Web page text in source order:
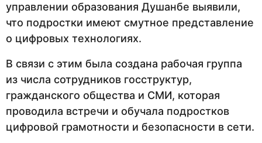
управлении образования Душанбе выявили,
что подростки имеют смутное представление
о цифровых технологиях.
В связи с этим была создана рабочая группа
из числа сотрудников госструктур,
гражданского общества и СМИ, которая
проводила встречи и обучала подростков
цифровой грамотности и безопасности в сети.